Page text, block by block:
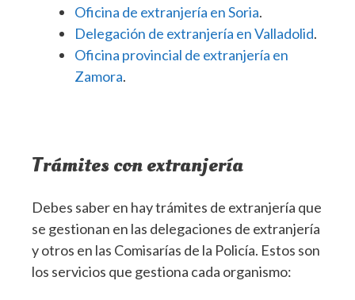
Oficina de extranjería en Soria.
Delegación de extranjería en Valladolid.
Oficina provincial de extranjería en
Zamora.
Trámites con extranjería
Debes saber en hay trámites de extranjería que
se gestionan en las delegaciones de extranjería
y otros en las Comisarías de la Policía. Estos son
los servicios que gestiona cada organismo: